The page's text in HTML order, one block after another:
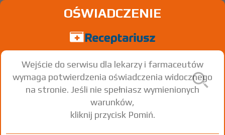
Ceftriaxon Kabi 1 g
OŚWIADCZENIE
Wejście do serwisu dla lekarzy i farmaceutów
wymaga potwierdzenia oświadczenia widocznego
na stronie. Jeśli nie spełniasz wymienionych
warunków,
kliknij przycisk Pomiń.